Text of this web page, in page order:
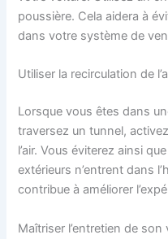
poussière. Cela aidera à
dans votre système de
Utiliser la recirculation de
Lorsque vous êtes dans
traversez un tunnel,
l’air. Vous éviterez ainsi
extérieurs n’entrent dans
contribue à améliorer
Maîtriser l’entretien de